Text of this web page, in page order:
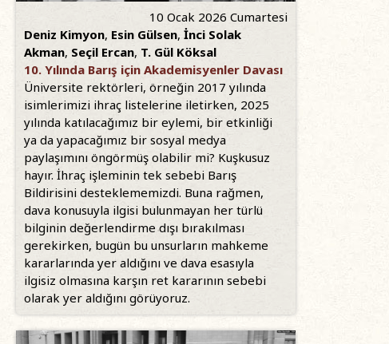
10 Ocak 2026 Cumartesi
Deniz Kimyon, Esin Gülsen, İnci Solak
Akman, Seçil Ercan, T. Gül Köksal
10. Yılında Barış için Akademisyenler Davası
Üniversite rektörleri, örneğin 2017 yılında
isimlerimizi ihraç listelerine iletirken, 2025
yılında katılacağımız bir eylemi, bir etkinliği
ya da yapacağımız bir sosyal medya
paylaşımını öngörmüş olabilir mi? Kuşkusuz
hayır. İhraç işleminin tek sebebi Barış
Bildirisini desteklememizdi. Buna rağmen,
dava konusuyla ilgisi bulunmayan her türlü
bilginin değerlendirme dışı bırakılması
gerekirken, bugün bu unsurların mahkeme
kararlarında yer aldığını ve dava esasıyla
ilgisiz olmasına karşın ret kararının sebebi
olarak yer aldığını görüyoruz.